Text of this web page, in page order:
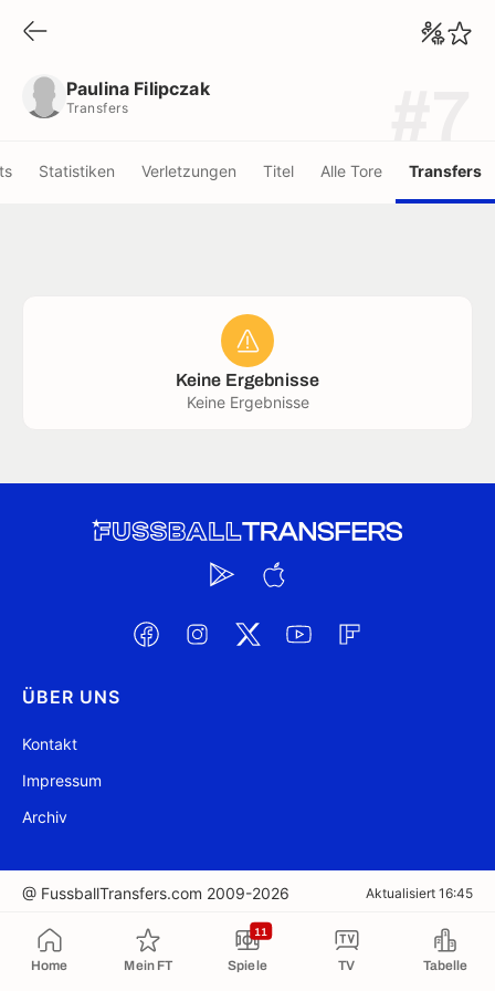
Home Mein FT Spiele
11
TV Tabelle
Paulina Filipczak
Transfers
Statistiken Verletzungen Titel Alle Tore Transfers
Keine Ergebnisse
Keine Ergebnisse
ÜBER UNS
Kontakt
Impressum
Archiv
@ FussballTransfers.com 2009-2026 Aktualisiert 16:45
In die Zwischenablage kopiert